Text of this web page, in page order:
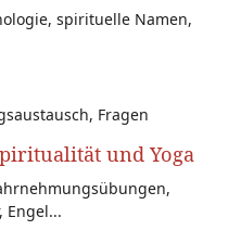
spirituelle Namen,
Fragen
und Yoga
Engel...